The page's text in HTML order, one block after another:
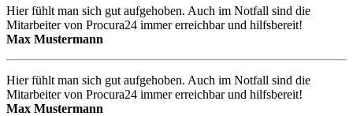
Hier fühlt man sich gut aufgehoben. Auch im Notfall sind die
Mitarbeiter von Procura24 immer erreichbar und hilfsbereit!
Max Mustermann
Hier fühlt man sich gut aufgehoben. Auch im Notfall sind die
Mitarbeiter von Procura24 immer erreichbar und hilfsbereit!
Max Mustermann